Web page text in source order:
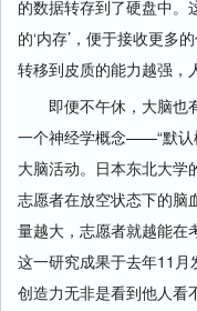
的数据转存到了硬盘中。
的‘内存’，便于接收更多
转移到皮质的能力越强，
即便不午休，大脑也
一个神经学概念——“默认
大脑活动。日本东北大学
志愿者在放空状态下的脑
量越大，志愿者就越能在
这一研究成果于去年11月
创造力无非是看到他人看